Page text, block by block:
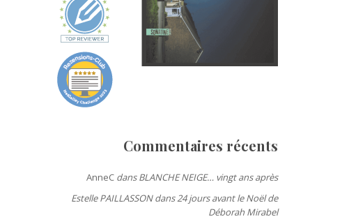
Commentaires récents
AnneC dansBLANCHE NEIGE… vingt ans après
Estelle PAILLASSONdans24 jours avant le Noël de
Déborah Mirabel